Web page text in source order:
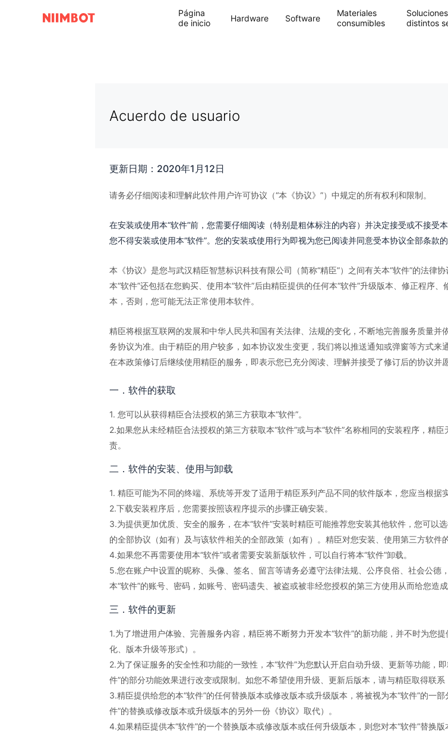
Página
de inicio
Hardware Software
Materiales
consumibles
distintos
Acuerdo de usuario
更新日期：2020年1月12日
请务必仔细阅读和理解此软件用户许可协议（“本《协议》”）中规定的所有权利和限制。
在安装或使用本“软件”前，您需要仔细阅读（特别是粗体标注的内容）并决定接受或不接
您不得安装或使用本“软件”。您的安装或使用行为即视为您已阅读并同意受本协议全部条款的
本《协议》是您与武汉精臣智慧标识科技有限公司（简称“精臣”）之间有关本“软件”的法律
本“软件”还包括在您购买、使用本“软件”后由精臣提供的任何本“软件”升级版本、修正程序
本，否则，您可能无法正常使用本软件。
精臣将根据互联网的发展和中华人民共和国有关法律、法规的变化，不断地完善服务质量
务协议为准。由于精臣的用户较多，如本协议发生变更，我们将以推送通知或弹窗等方式
在本政策修订后继续使用精臣的服务，即表示您已充分阅读、理解并接受了修订后的协议并
一．软件的获取
1. 您可以从获得精臣合法授权的第三方获取本“软件”。
2.如果您从未经精臣合法授权的第三方获取本“软件”或与本“软件”名称相同的安装程序，精
责。
二．软件的安装、使用与卸载
1. 精臣可能为不同的终端、系统等开发了适用于精臣系列产品不同的软件版本，您应当根据
2.下载安装程序后，您需要按照该程序提示的步骤正确安装。
3.为提供更加优质、安全的服务，在本“软件”安装时精臣可能推荐您安装其他软件，您可以
的全部协议（如有）及与该软件相关的全部政策（如有）。精臣对您安装、使用第三方软件
4.如果您不再需要使用本“软件”或者需要安装新版软件，可以自行将本“软件”卸载。
5.您在账户中设置的昵称、头像、签名、留言等请务必遵守法律法规、公序良俗、社会公
本“软件”的账号、密码，如账号、密码遗失、被盗或被非经您授权的第三方使用从而给您造
三．软件的更新
1.为了增进用户体验、完善服务内容，精臣将不断努力开发本“软件”的新功能，并不时为您
化、版本升级等形式）。
2.为了保证服务的安全性和功能的一致性，本“软件”为您默认开启自动升级、更新等功能，
件”的部分功能效果进行改变或限制。如您不希望使用升级、更新后版本，请与精臣取得联
3.精臣提供给您的本“软件”的任何替换版本或修改版本或升级版本，将被视为本“软件”的一
件”的替换或修改版本或升级版本的另外一份《协议》取代）。
4.如果精臣提供本“软件”的一个替换版本或修改版本或任何升级版本，则您对本“软件”替换